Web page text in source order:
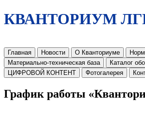
КВАНТОРИУМ
Главная Новости О Кванториуме
Материально-техническая база
Каталог
ЦИФРОВОЙ КОНТЕНТ
Фотогалерея
График работы